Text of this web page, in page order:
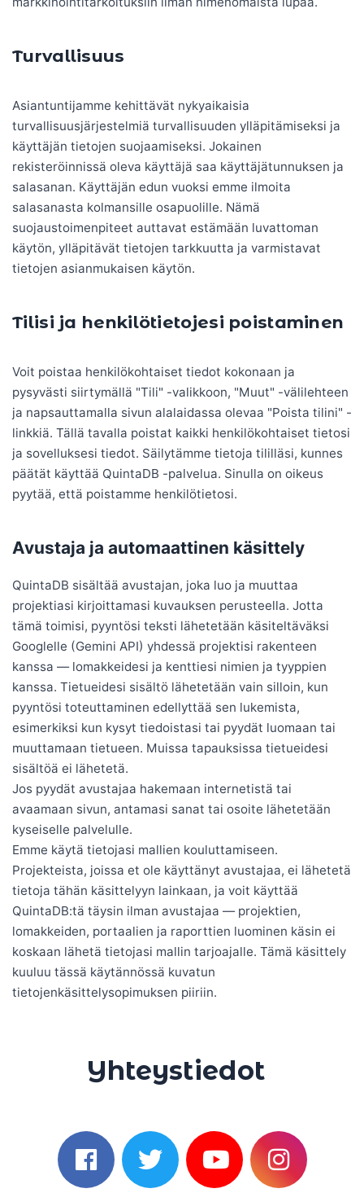
Turvallisuus
Asiantuntijamme kehittävät nykyaikaisia ​​
turvallisuusjärjestelmiä turvallisuuden ylläpitämiseksi ja
käyttäjän tietojen suojaamiseksi. Jokainen
rekisteröinnissä oleva käyttäjä saa käyttäjätunnuksen ja
salasanan. Käyttäjän edun vuoksi emme ilmoita
salasanasta kolmansille osapuolille. Nämä
suojaustoimenpiteet auttavat estämään luvattoman
käytön, ylläpitävät tietojen tarkkuutta ja varmistavat
tietojen asianmukaisen käytön.
Tilisi ja henkilötietojesi poistaminen
Voit poistaa henkilökohtaiset tiedot kokonaan ja
pysyvästi siirtymällä "Tili" -valikkoon, "Muut" -välilehteen
ja napsauttamalla sivun alalaidassa olevaa "Poista tilini" -
linkkiä. Tällä tavalla poistat kaikki henkilökohtaiset tietosi
ja sovelluksesi tiedot. Säilytämme tietoja tililläsi, kunnes
päätät käyttää QuintaDB -palvelua. Sinulla on oikeus
pyytää, että poistamme henkilötietosi.
Avustaja ja automaattinen käsittely
QuintaDB sisältää avustajan, joka luo ja muuttaa
projektiasi kirjoittamasi kuvauksen perusteella. Jotta
tämä toimisi, pyyntösi teksti lähetetään käsiteltäväksi
Googlelle (Gemini API) yhdessä projektisi rakenteen
kanssa — lomakkeidesi ja kenttiesi nimien ja tyyppien
kanssa. Tietueidesi sisältö lähetetään vain silloin, kun
pyyntösi toteuttaminen edellyttää sen lukemista,
esimerkiksi kun kysyt tiedoistasi tai pyydät luomaan tai
muuttamaan tietueen. Muissa tapauksissa tietueidesi
sisältöä ei lähetetä.
Jos pyydät avustajaa hakemaan internetistä tai
avaamaan sivun, antamasi sanat tai osoite lähetetään
kyseiselle palvelulle.
Emme käytä tietojasi mallien kouluttamiseen.
Projekteista, joissa et ole käyttänyt avustajaa, ei lähetetä
tietoja tähän käsittelyyn lainkaan, ja voit käyttää
QuintaDB:tä täysin ilman avustajaa — projektien,
lomakkeiden, portaalien ja raporttien luominen käsin ei
koskaan lähetä tietojasi mallin tarjoajalle. Tämä käsittely
kuuluu tässä käytännössä kuvatun
tietojenkäsittelysopimuksen piiriin.
Yhteystiedot